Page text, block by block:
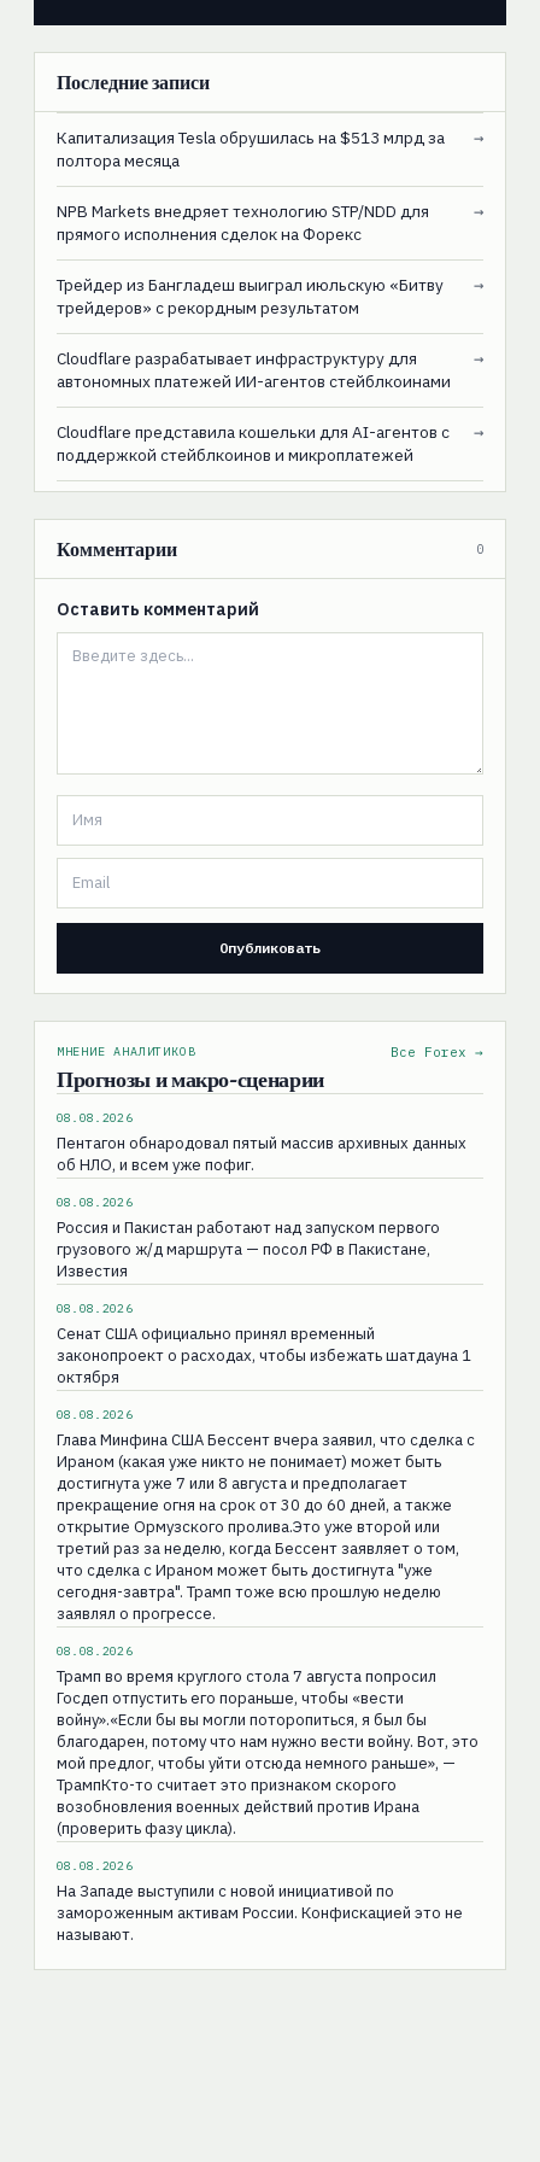
Последние записи
Капитализация Tesla обрушилась на $513 млрд за
полтора месяца
→
NPB Markets внедряет технологию STP/NDD для
прямого исполнения сделок на Форекс
→
Трейдер из Бангладеш выиграл июльскую «Битву
трейдеров» с рекордным результатом
→
Cloudflare разрабатывает инфраструктуру для
автономных платежей ИИ-агентов стейблкоинами
→
Cloudflare представила кошельки для AI-агентов с
поддержкой стейблкоинов и микроплатежей
→
Комментарии 0
Оставить комментарий
МНЕНИЕ АНАЛИТИКОВ
Прогнозы и макро-сценарии
Все Forex →
08.08.2026
Пентагон обнародовал пятый массив архивных данных
об НЛО, и всем уже пофиг.
08.08.2026
Россия и Пакистан работают над запуском первого
грузового ж/д маршрута — посол РФ в Пакистане,
Известия
08.08.2026
Сенат США официально принял временный
законопроект о расходах, чтобы избежать шатдауна 1
октября
08.08.2026
Глава Минфина США Бессент вчера заявил, что сделка с
Ираном (какая уже никто не понимает) может быть
достигнута уже 7 или 8 августа и предполагает
прекращение огня на срок от 30 до 60 дней, а также
открытие Ормузского пролива.Это уже второй или
третий раз за неделю, когда Бессент заявляет о том,
что сделка с Ираном может быть достигнута "уже
сегодня-завтра". Трамп тоже всю прошлую неделю
заявлял о прогрессе.
08.08.2026
Трамп во время круглого стола 7 августа попросил
Госдеп отпустить его пораньше, чтобы «вести
войну».«Если бы вы могли поторопиться, я был бы
благодарен, потому что нам нужно вести войну. Вот, это
мой предлог, чтобы уйти отсюда немного раньше», —
ТрампКто-то считает это признаком скорого
возобновления военных действий против Ирана
(проверить фазу цикла).
08.08.2026
На Западе выступили с новой инициативой по
замороженным активам России. Конфискацией это не
называют.